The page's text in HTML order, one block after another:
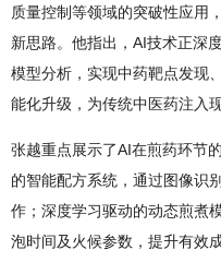
质量控制等领域的突破性应用
新思路。他指出，AI技术正深
模型分析，实现中药靶点发现
能化升级，为传统中医药注入
张越重点展示了AI在煎药环节
的智能配方系统，通过图像识
作；深度学习驱动的动态煎煮
泡时间及火候参数，提升有效